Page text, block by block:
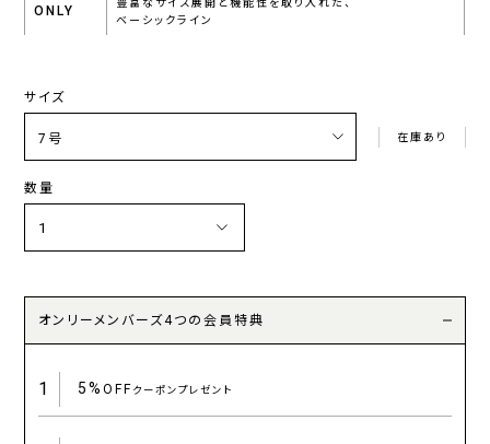
ONLY
豊富なサイズ展開と機能性を取り入れた、
ベーシックライン
サイズ
在庫あり
数量
オンリーメンバーズ4つの会員特典
1 5%OFFクーポンプレゼント